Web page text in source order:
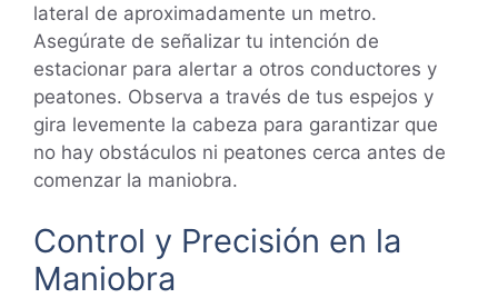
lateral de aproximadamente un metro.
Asegúrate de señalizar tu intención de
estacionar para alertar a otros conductores y
peatones. Observa a través de tus espejos y
gira levemente la cabeza para garantizar que
no hay obstáculos ni peatones cerca antes de
comenzar la maniobra.
Control y Precisión en la
Maniobra